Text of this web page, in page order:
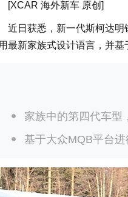
海外新车 原创]
日获悉，新一代斯柯达明
最新家族式设计语言，并基
家族中的第四代车型
基于大众MQB平台进